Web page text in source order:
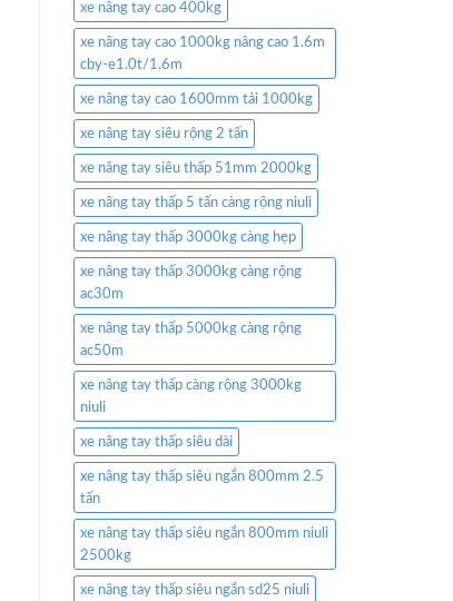
xe nâng tay cao 400kg
xe nâng tay cao 1000kg nâng cao 1.6m
cby-e1.0t/1.6m
xe nâng tay cao 1600mm tải 1000kg
xe nâng tay siêu rộng 2 tấn
xe nâng tay siêu thấp 51mm 2000kg
xe nâng tay thấp 5 tấn càng rộng niuli
xe nâng tay thấp 3000kg càng hẹp
xe nâng tay thấp 3000kg càng rộng
ac30m
xe nâng tay thấp 5000kg càng rộng
ac50m
xe nâng tay thấp càng rộng 3000kg
niuli
xe nâng tay thấp siêu dài
xe nâng tay thấp siêu ngắn 800mm 2.5
tấn
xe nâng tay thấp siêu ngắn 800mm niuli
2500kg
xe nâng tay thấp siêu ngắn sd25 niuli